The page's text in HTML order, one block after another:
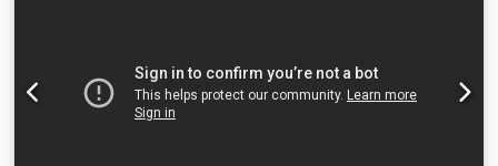
para obtener más detalles sobre esta máquina. • Potencia
del motor del husillo: • 1 unidad de prefresado con 2
motores, de 3 kW cada uno • 1 unidad de fresado con 2